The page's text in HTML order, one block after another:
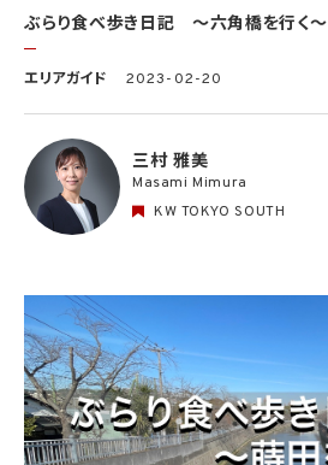
ぶらり食べ歩き日記 〜六角橋を行く〜
エリアガイド 2023-02-20
三村 雅美
Masami Mimura
KW TOKYO SOUTH